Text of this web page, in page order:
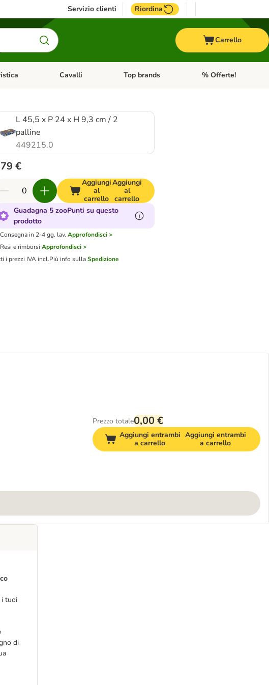
Servizio clienti Riordina
Carrello
Categoria: Uccelli Apri Menu Categoria: Acquaristica
Cavalli Apri Menu Categoria: Cavalli
Top brands Apri Menu Categoria:
% Offerte!
L 45,5 x P 24 x H 9,3 cm / 2
palline
449215.0
€
Aggiungi
al
carrello
Aggiungi
al
carrello
Guadagna 5 zooPunti su questo
prodotto
Consegna in 2-4 gg. lav. Approfondisci >
Resi e rimborsi Approfondisci >
i prezzi IVA incl.Più info sullaSpedizione
Prezzo totale0,00 €
Aggiungi entrambi
a carrello
Aggiungi entrambi
a carrello
i tuoi
di